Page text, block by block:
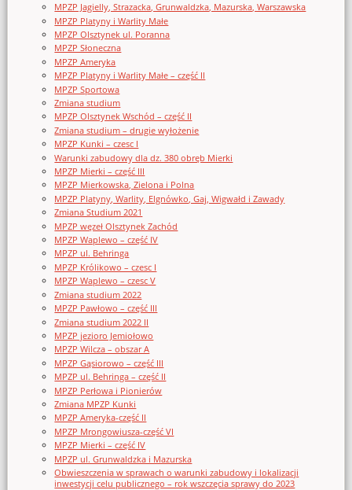
MPZP Jagielly, Strazacka, Grunwaldzka, Mazurska, Warszawska
MPZP Platyny i Warlity Małe
MPZP Olsztynek ul. Poranna
MPZP Słoneczna
MPZP Ameryka
MPZP Platyny i Warlity Małe – część II
MPZP Sportowa
Zmiana studium
MPZP Olsztynek Wschód – część II
Zmiana studium – drugie wyłożenie
MPZP Kunki – czesc I
Warunki zabudowy dla dz. 380 obręb Mierki
MPZP Mierki – część III
MPZP Mierkowska, Zielona i Polna
MPZP Platyny, Warlity, Elgnówko, Gaj, Wigwałd i Zawady
Zmiana Studium 2021
MPZP węzeł Olsztynek Zachód
MPZP Waplewo – część IV
MPZP ul. Behringa
MPZP Królikowo – czesc I
MPZP Waplewo – czesc V
Zmiana studium 2022
MPZP Pawłowo – część III
Zmiana studium 2022 II
MPZP jezioro Jemiołowo
MPZP Wilcza – obszar A
MPZP Gąsiorowo – część III
MPZP ul. Behringa – część II
MPZP Perłowa i Pionierów
Zmiana MPZP Kunki
MPZP Ameryka-część II
MPZP Mrongowiusza-część VI
MPZP Mierki – część IV
MPZP ul. Grunwaldzka i Mazurska
Obwieszczenia w sprawach o warunki zabudowy i lokalizacji
inwestycji celu publicznego – rok wszczęcia sprawy do 2023